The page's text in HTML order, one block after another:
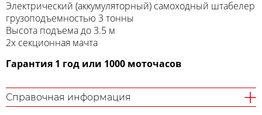
Электрический (аккумуляторный) самоходный штабелер
грузоподъемностью 3 тонны
Высота подъема до 3.5 м
2х секционная мачта
Гарантия 1 год или 1000 моточасов
Справочная информация